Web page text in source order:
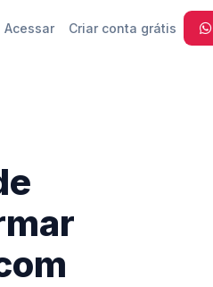
IA
Fazer
Acessar Criar conta grátis